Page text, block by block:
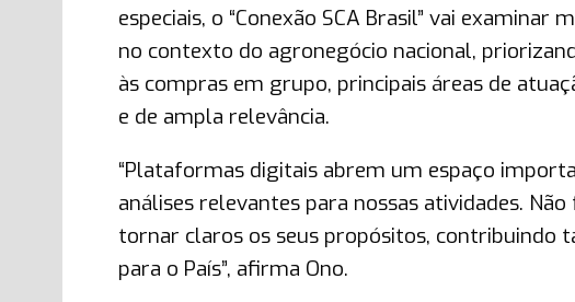
especiais, o “Conexão SCA Brasil” vai
no contexto do agronegócio nacional,
às compras em grupo, principais áreas de
e de ampla relevância.
“Plataformas digitais abrem um espaço
análises relevantes para nossas atividades.
tornar claros os seus propósitos, contribuindo
para o País”, afirma Ono.